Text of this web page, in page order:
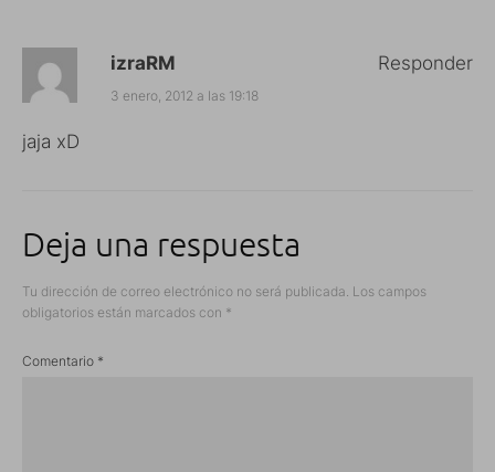
izraRM
3 enero, 2012 a las 19:18
jaja xD
Responder
Deja una respuesta
Tu dirección de correo electrónico no será publicada. Los campos
obligatorios están marcados con *
Comentario *